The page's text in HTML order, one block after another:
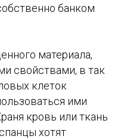
банком
материала,
свойствами, в так
клеток
ими
кровь или ткань
хотят